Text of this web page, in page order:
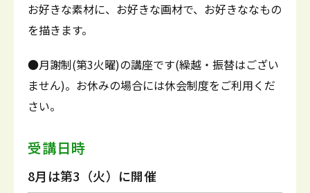
お好きな素材に、お好きな画材で、お好きななもの
を描きます。
●月謝制(第3火曜)の講座です(繰越・振替はござい
ません)。お休みの場合には休会制度をご利用くだ
さい。
受講日時
8月は第3（火）に開催